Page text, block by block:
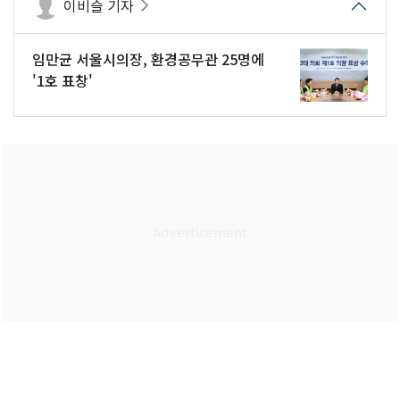
이비슬 기자
임만균 서울시의장, 환경공무관 25명에
'1호 표창'